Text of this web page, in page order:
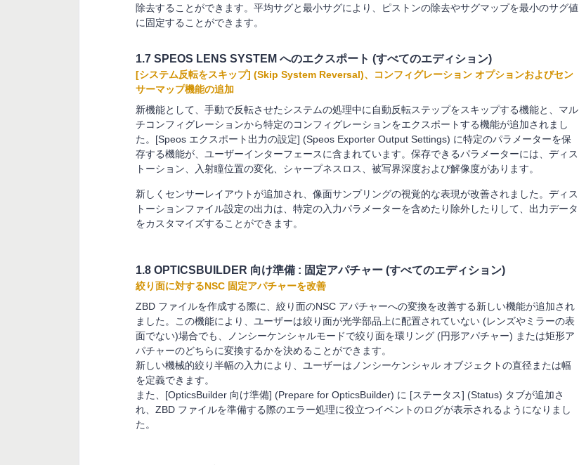
除去することができます。平均サグと最小サグにより、ピストンの除去やサグマップを最小のサグ値
に固定することができます。
1.7 SPEOS LENS SYSTEM へのエクスポート (すべてのエディション)
[システム反転をスキップ] (Skip System Reversal)、コンフィグレーション オプションおよびセン
サーマップ機能の追加
新機能として、手動で反転させたシステムの処理中に自動反転ステップをスキップする機能と、マル
チコンフィグレーションから特定のコンフィグレーションをエクスポートする機能が追加されまし
た。[Speos エクスポート出力の設定] (Speos Exporter Output Settings) に特定のパラメーターを保
存する機能が、ユーザーインターフェースに含まれています。保存できるパラメーターには、ディス
トーション、入射瞳位置の変化、シャープネスロス、被写界深度および解像度があります。
新しくセンサーレイアウトが追加され、像面サンプリングの視覚的な表現が改善されました。ディス
トーションファイル設定の出力は、特定の入力パラメーターを含めたり除外したりして、出力データ
をカスタマイズすることができます。
1.8 OPTICSBUILDER 向け準備 : 固定アパチャー (すべてのエディション)
絞り面に対するNSC 固定アパチャーを改善
ZBD ファイルを作成する際に、絞り面のNSC アパチャーへの変換を改善する新しい機能が追加され
ました。この機能により、ユーザーは絞り面が光学部品上に配置されていない (レンズやミラーの表
面でない)場合でも、ノンシーケンシャルモードで絞り面を環リング (円形アパチャー) または矩形ア
パチャーのどちらに変換するかを決めることができます。
新しい機械的絞り半幅の入力により、ユーザーはノンシーケンシャル オブジェクトの直径または幅
を定義できます。
また、[OpticsBuilder 向け準備] (Prepare for OpticsBuilder) に [ステータス] (Status) タブが追加さ
れ、ZBD ファイルを準備する際のエラー処理に役立つイベントのログが表示されるようになりまし
た。